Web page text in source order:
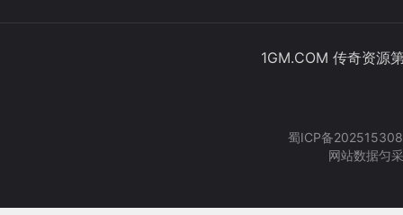
1GM.COM 传奇资源
蜀ICP备
网站数据匀